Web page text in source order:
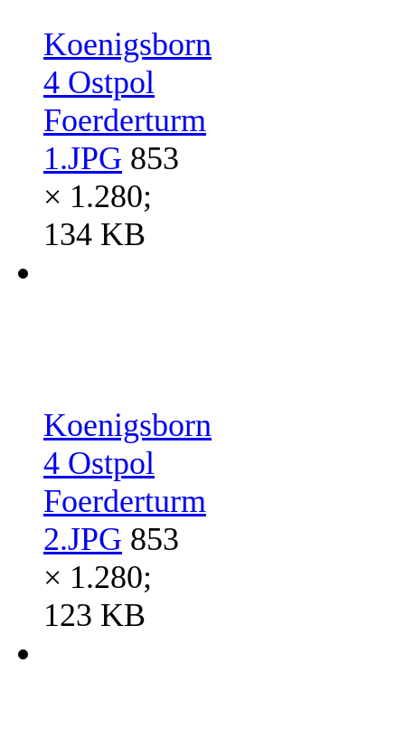
Koenigsborn
4 Ostpol
Foerderturm
1.JPG 853
× 1.280;
134 KB
Koenigsborn
4 Ostpol
Foerderturm
2.JPG 853
× 1.280;
123 KB